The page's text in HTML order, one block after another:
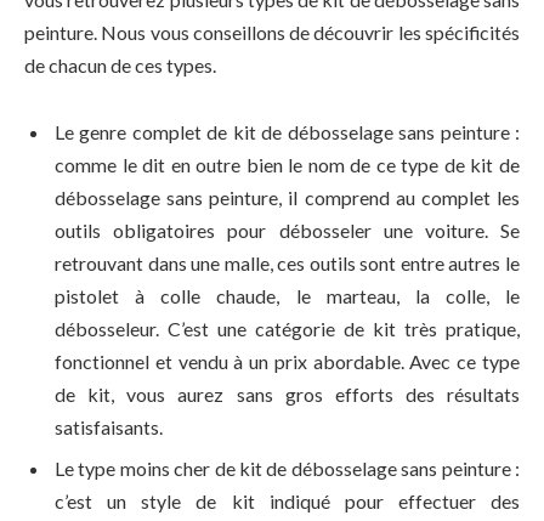
peinture. Nous vous conseillons de découvrir les spécificités
de chacun de ces types.
Le genre complet de kit de débosselage sans peinture :
comme le dit en outre bien le nom de ce type de kit de
débosselage sans peinture, il comprend au complet les
outils obligatoires pour débosseler une voiture. Se
retrouvant dans une malle, ces outils sont entre autres le
pistolet à colle chaude, le marteau, la colle, le
débosseleur. C’est une catégorie de kit très pratique,
fonctionnel et vendu à un prix abordable. Avec ce type
de kit, vous aurez sans gros efforts des résultats
satisfaisants.
Le type moins cher de kit de débosselage sans peinture :
c’est un style de kit indiqué pour effectuer des